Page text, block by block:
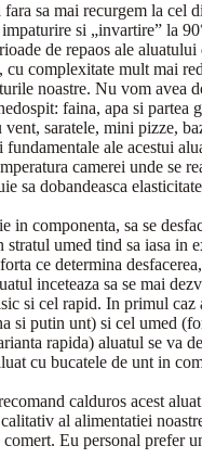
sa mai recurgem la cel
si „invartire” la
de repaos ale aluatului
complexitate mult mai
noastre. Nu vom avea
faina, apa si
saratele, mini pizze,
ale acestui
camerei unde se
sa dobandeasca
componenta, sa se
umed tind sa iasa in
ce determina
inceteaza sa se mai
si cel rapid. In primul caz
si putin unt) si cel umed
rapida) aluatul se va
cu bucatele de unt in
calduros acest
al alimentatiei
Eu personal prefer